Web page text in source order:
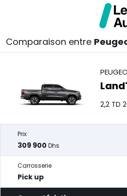
Comparaison entre
Prix
309 900 Dhs
Carrosserie
Pick up